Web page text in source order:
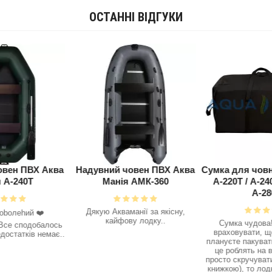
ОСТАННІ ВІДГУКИ
ПВХ Аква
360
за якісну,
лодку..
Сумка для човна Аква Манія
А-220Т / А-240т / А-260Т /
А-280Т
Сумка чудова!! але треба
Надувний
Манія
Одразу після
зрозумів, що
вибором човна ,
не слухав і купив
, а не нднд , з
землі зібрав